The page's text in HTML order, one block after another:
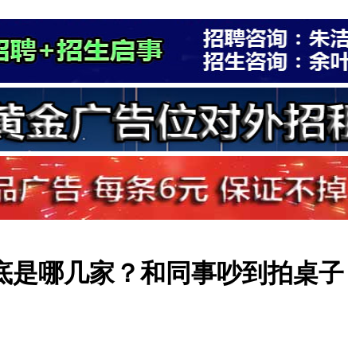
是哪几家？和同事吵到拍桌